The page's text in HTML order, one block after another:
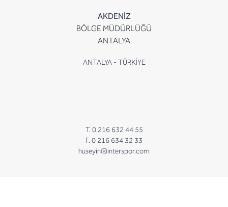
AKDENİZ
BÖLGE MÜDÜRLÜĞÜ
ANTALYA
ANTALYA - TÜRKİYE
T. 0 216 632 44 55
F. 0 216 634 32 33
huseyin@interspor.com